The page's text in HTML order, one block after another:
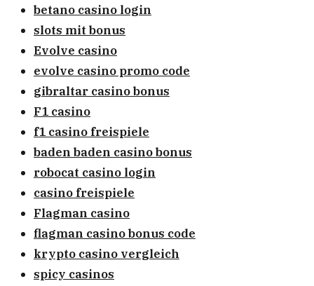
betano casino login
slots mit bonus
Evolve casino
evolve casino promo code
gibraltar casino bonus
F1 casino
f1 casino freispiele
baden baden casino bonus
robocat casino login
casino freispiele
Flagman casino
flagman casino bonus code
krypto casino vergleich
spicy casinos